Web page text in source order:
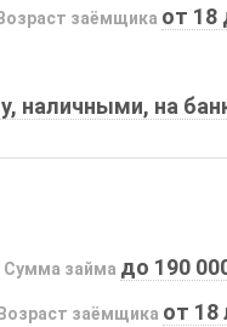
Возраст заёмщика от 18
наличными, на
Сумма займа до 190
Возраст заёмщика от 18